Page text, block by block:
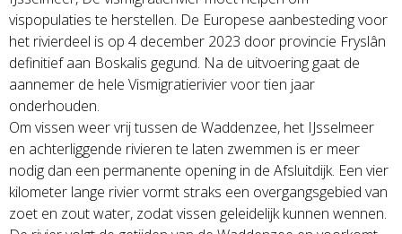
vispopulaties te herstellen. De Europese aanbesteding voor
het rivierdeel is op 4 december 2023 door provincie Fryslân
definitief aan Boskalis gegund. Na de uitvoering gaat de
aannemer de hele Vismigratierivier voor tien jaar
onderhouden.
Om vissen weer vrij tussen de Waddenzee, het IJsselmeer
en achterliggende rivieren te laten zwemmen is er meer
nodig dan een permanente opening in de Afsluitdijk. Een vier
kilometer lange rivier vormt straks een overgangsgebied van
zoet en zout water, zodat vissen geleidelijk kunnen wennen.